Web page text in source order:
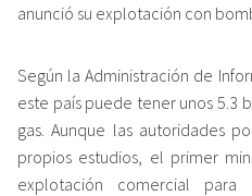
anunció su explotación con
Según la Administración de
este país puede tener unos 5.3
gas. Aunque las autoridades
propios estudios, el primer
explotación comercial para